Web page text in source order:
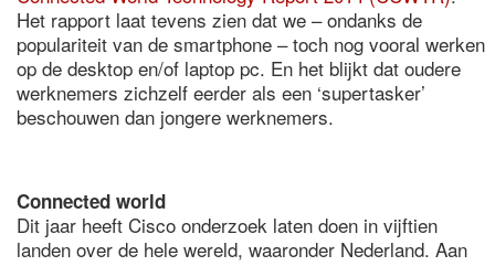
Het rapport laat tevens zien dat we – ondanks de
populariteit van de smartphone – toch nog vooral werken
op de desktop en/of laptop pc. En het blijkt dat oudere
werknemers zichzelf eerder als een ‘supertasker’
beschouwen dan jongere werknemers.
Connected world
Dit jaar heeft Cisco onderzoek laten doen in vijftien
landen over de hele wereld, waaronder Nederland. Aan